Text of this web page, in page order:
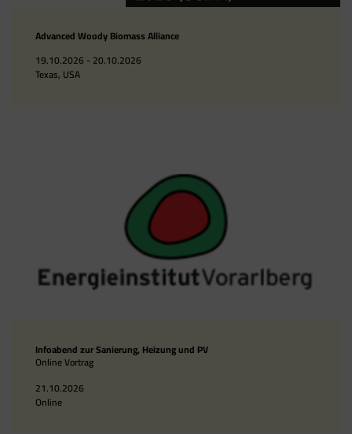
Advanced Woody Biomass Alliance
19.10.2026 - 20.10.2026
Texas, USA
Infoabend zur Sanierung, Heizung und PV
Online Vortrag
21.10.2026
Online